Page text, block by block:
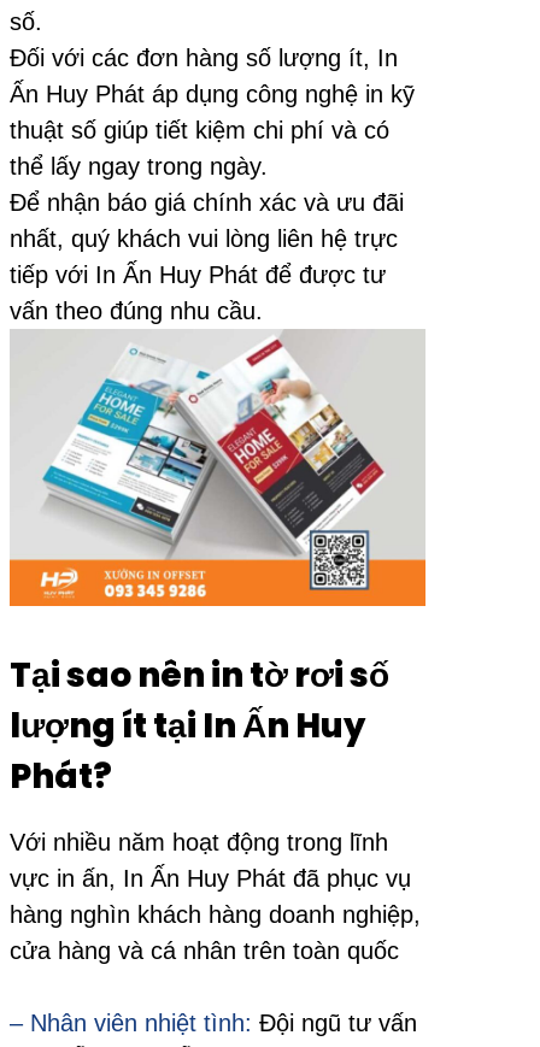
số.
Đối với các đơn hàng số lượng ít, In
Ấn Huy Phát áp dụng công nghệ in kỹ
thuật số giúp tiết kiệm chi phí và có
thể lấy ngay trong ngày.
Để nhận báo giá chính xác và ưu đãi
nhất, quý khách vui lòng liên hệ trực
tiếp với In Ấn Huy Phát để được tư
vấn theo đúng nhu cầu.
Tại sao nên in tờ rơi số
lượng ít tại In Ấn Huy
Phát?
Với nhiều năm hoạt động trong lĩnh
vực in ấn, In Ấn Huy Phát đã phục vụ
hàng nghìn khách hàng doanh nghiệp,
cửa hàng và cá nhân trên toàn quốc
– Nhân viên nhiệt tình: Đội ngũ tư vấn